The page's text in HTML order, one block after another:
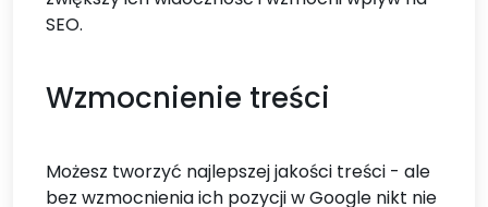
SEO.
Wzmocnienie treści
Możesz tworzyć najlepszej jakości treści - ale
bez wzmocnienia ich pozycji w Google nikt nie